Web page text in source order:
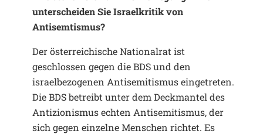
unterscheiden Sie Israelkritik von
Antisemtismus?
Der österreichische Nationalrat ist
geschlossen gegen die BDS und den
israelbezogenen Antisemitismus eingetreten.
Die BDS betreibt unter dem Deckmantel des
Antizionismus echten Antisemitismus, der
sich gegen einzelne Menschen richtet. Es